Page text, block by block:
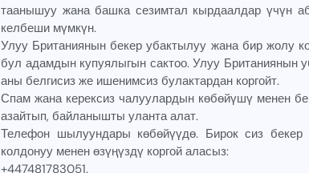
таанышуу жана башка сезимтал кырдаалдар үчүн
келбеши мүмкүн.
Улуу Британиянын бекер убактылуу жана бир жолу
бул адамдын купуялыгын сактоо. Улуу Британиянын
аны белгисиз же ишенимсиз булактардан коргойт.
Спам жана керексиз чалуулардын көбөйүшү менен
азайтып, байланышты уланта алат.
Телефон шылуундары көбөйүүдө. Бирок сиз
колдонуу менен өзүңүздү коргой аласыз:
+447481783051.